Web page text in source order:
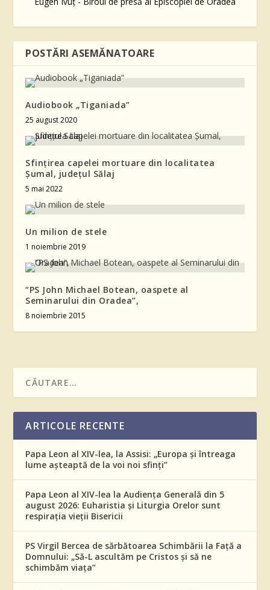
POSTĂRI ASEMĂNATOARE
Audiobook „Tiganiada”
25 august 2020
Sfințirea capelei mortuare din localitatea
Șumal, județul Sălaj
5 mai 2022
Un milion de stele
1 noiembrie 2019
“PS John Michael Botean, oaspete al
Seminarului din Oradea”,
8 noiembrie 2015
ARTICOLE RECENTE
Papa Leon al XIV-lea, la Assisi: „Europa și întreaga
lume așteaptă de la voi noi sfinți”
Papa Leon al XIV-lea la Audiența Generală din 5
august 2026: Euharistia și Liturgia Orelor sunt
respirația vieții Bisericii
PS Virgil Bercea de sărbătoarea Schimbării la Față a
Domnului: „Să-L ascultăm pe Cristos și să ne
schimbăm viața”